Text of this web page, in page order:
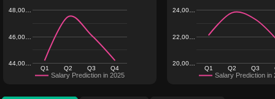
Salary Prediction in 2025
Q1 Q2 Q3 Q4
44,00…
46,00…
48,00…
Salary Prediction in
Q1 Q2 Q3
20,00…
22,00…
24,00…